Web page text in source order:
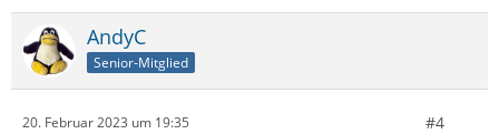
AndyC
Senior-Mitglied
20. Februar 2023 um 19:35 #4